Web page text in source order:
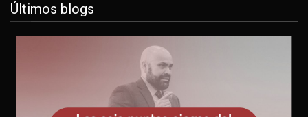
Últimos blogs